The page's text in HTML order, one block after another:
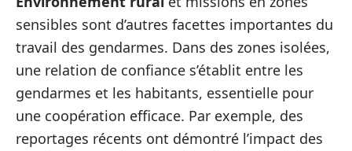
sensibles sont d’autres facettes importantes du
travail des gendarmes. Dans des zones isolées,
une relation de confiance s’établit entre les
gendarmes et les habitants, essentielle pour
une coopération efficace. Par exemple, des
reportages récents ont démontré l’impact des